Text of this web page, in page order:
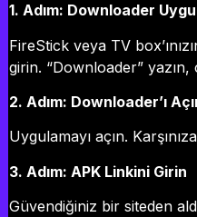
1. Adım: Downloader
FireStick veya TV
girin. “Downloader” yazın,
2. Adım: Downloader’ı
Uygulamayı açın.
3. Adım: APK Linkini Girin
Güvendiğiniz bir siteden